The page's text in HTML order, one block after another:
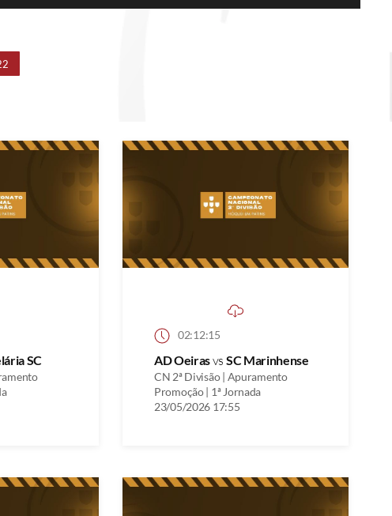
SC
02:12:15
AD Oeirasvs SC Marinhense
CN 2ª Divisão | Apuramento
Promoção | 1ª Jornada
23/05/2026 17:55